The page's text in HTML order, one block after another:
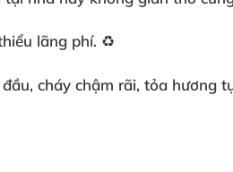
lãng phí. ♻️
cháy chậm rãi, tỏa hương